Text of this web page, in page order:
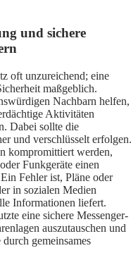
und sichere
oft unzureichend; eine
maßgeblich.
Nachbarn helfen,
Aktivitäten
Dabei sollte die
und verschlüsselt erfolgen.
kompromittiert werden,
Funkgeräte einen
Fehler ist, Pläne oder
in sozialen Medien
Informationen liefert.
eine sichere Messenger-
auszutauschen und
gemeinsames